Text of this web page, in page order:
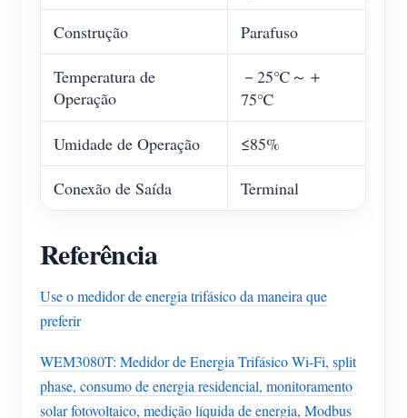
Construção Parafuso
Temperatura de
Operação
－25℃～＋
75℃
Umidade de Operação ≤85%
Conexão de Saída Terminal
Referência
Use o medidor de energia trifásico da maneira que
preferir
WEM3080T: Medidor de Energia Trifásico Wi-Fi, split
phase, consumo de energia residencial, monitoramento
solar fotovoltaico, medição líquida de energia, Modbus